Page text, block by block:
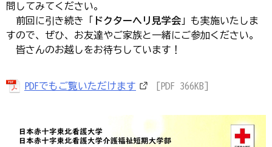
問してみてください。
前回に引き続き「
ドクターヘリ見学会 」も実施いたしま
すので、ぜひ、お友達やご家族と一緒にご参加ください。
皆さんのお越しをお待ちしています！
PDFでもご覧いただけます [PDF 366KB]